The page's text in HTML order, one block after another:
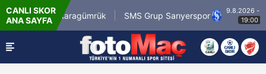
CANLI SKOR
ANA SAYFAKaragümrük SMS Grup Sarıyerspor
9.8.2026 - Paz
19:00